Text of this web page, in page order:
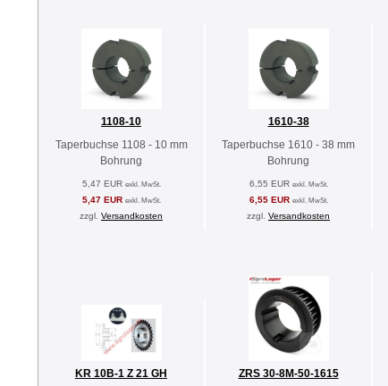
1108-10
Taperbuchse 1108 - 10 mm
Bohrung
5,47 EUR exkl. MwSt.
5,47 EUR exkl. MwSt.
zzgl. Versandkosten
1610-38
Taperbuchse 1610 - 38 mm
Bohrung
6,55 EUR exkl. MwSt.
6,55 EUR exkl. MwSt.
zzgl. Versandkosten
KR 10B-1 Z 21 GH
ZRS 30-8M-50-1615